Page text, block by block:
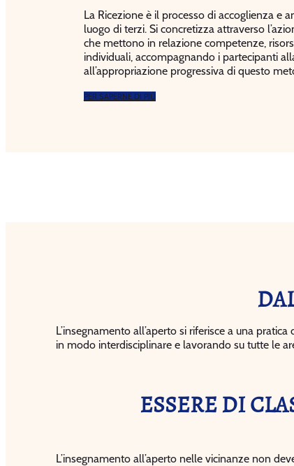
La Ricezione è il processo di accoglienza e
luogo di terzi. Si concretizza attraverso
che mettono in relazione competenze,
individuali, accompagnando i partecipanti
all’appropriazione progressiva di questo
PER SAPERNE DI PIÙ
L’insegnamento all’aperto si riferisce a una
in modo interdisciplinare e lavorando su tutte le
ESSERE DI
L’insegnamento all’aperto nelle vicinanze non